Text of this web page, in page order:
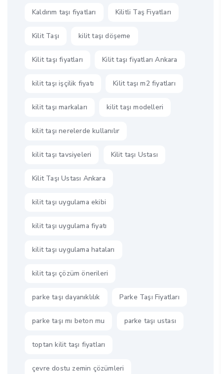
Kaldırım taşı fiyatları Kilitli Taş Fiyatları
Kilit Taşı kilit taşı döşeme
Kilit taşı fiyatları Kilit taşı fiyatları Ankara
kilit taşı işçilik fiyatı Kilit taşı m2 fiyatları
kilit taşı markaları kilit taşı modelleri
kilit taşı nerelerde kullanılır
kilit taşı tavsiyeleri Kilit taşı Ustası
Kilit Taşı Ustası Ankara
kilit taşı uygulama ekibi
kilit taşı uygulama fiyatı
kilit taşı uygulama hataları
kilit taşı çözüm önerileri
parke taşı dayanıklılık Parke Taşı Fiyatları
parke taşı mı beton mu parke taşı ustası
toptan kilit taşı fiyatları
çevre dostu zemin çözümleri